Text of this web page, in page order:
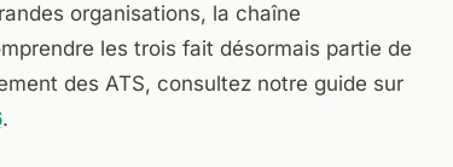
organisations, la chaîne
les trois fait désormais partie de
des ATS, consultez notre guide sur
.